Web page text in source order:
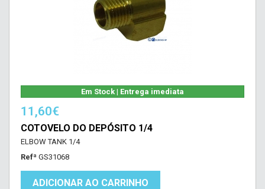
Em Stock | Entrega imediata
11,60€
COTOVELO DO DEPÓSITO 1/4
ELBOW TANK 1/4
Refª GS31068
ADICIONAR AO CARRINHO